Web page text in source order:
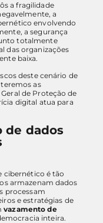
a fragilidade
a
envolvendo
a segurança
totalmente
das organizações
baixa.
deste cenário de
as
de Proteção de
digital atua para
de dados
cibernético é tão
armazenam dados
processam
e estratégias de
vazamento de
inteira.